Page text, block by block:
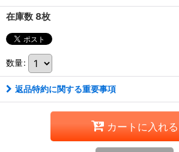
在庫数 8枚
数量:
返品特約に関する重要事項
カートに入れる